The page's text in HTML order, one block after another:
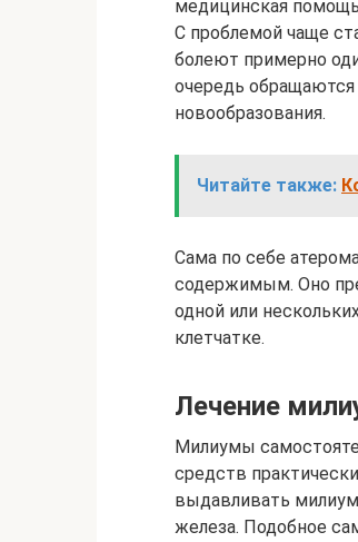
медицинская
С проблемой чаще
болеют примерно
очередь обращаются
новообразования.
Читайте также:
Сама по себе
содержимым. Оно
одной или
клетчатке.
Лечение
Милиумы
средств
выдавливать
железа. Подобное